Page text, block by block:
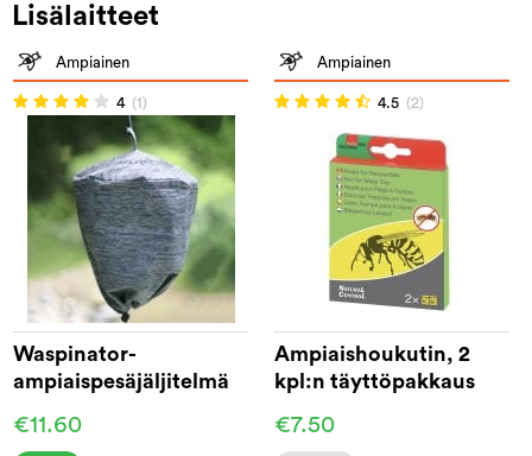
Lisälaitteet
Ampiainen
4 (1)
Waspinator-
ampiaispesäjäljitelmä
€11.60
Ampiainen
4.5 (2)
Ampiaishoukutin, 2
kpl:n täyttöpakkaus
€7.50